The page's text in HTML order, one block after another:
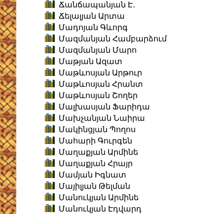
Ճանճապանյան Է․
Ճելալյան Արտա
Մադոյան Գևորգ
Մազմանյան Համբարձում
Մազմանյան Մարո
Մաթյան Ազատ
Մաթևոսյան Արթուր
Մաթևոսյան Հրանտ
Մաթևոսյան Շողեր
Մալխասյան Ֆարիդա
Մախչանյան Նաիրա
Մակինցյան Պողոս
Մահարի Գուրգեն
Մաղաքյան Արմինե
Մաղաքյան Հրայր
Մամյան Իգնատ
Մայիլյան Թելման
Մանուկյան Արմինե
Մանուկյան Էդվարդ